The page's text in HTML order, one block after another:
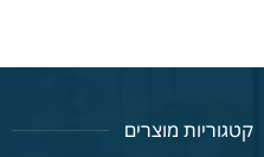
קטגוריות מוצרים